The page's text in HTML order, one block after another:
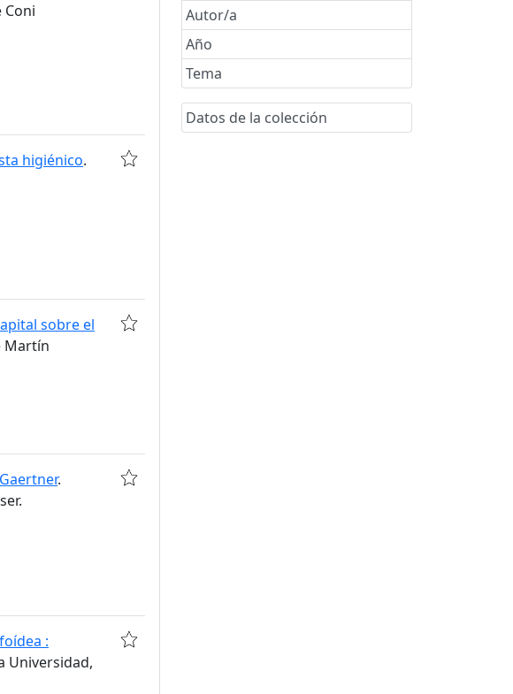
Autor/a
Año
Tema
Datos de la colección
Coni
higiénico.
sobre el
Martín
.
:
Universidad,